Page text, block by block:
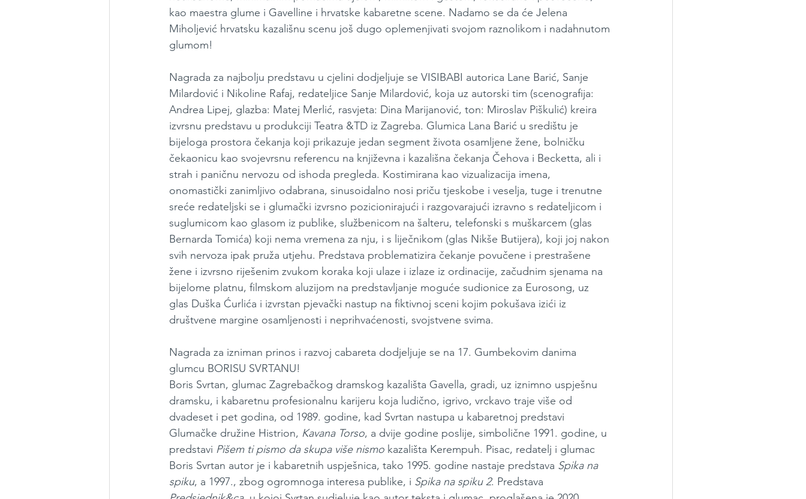
kao maestra glume i Gavelline i hrvatske kabaretne scene. Nadamo se da će Jelena
Miholjević hrvatsku kazališnu scenu još dugo oplemenjivati svojom raznolikom i nadahnutom
glumom!
Nagrada za najbolju predstavu u cjelini dodjeljuje se VISIBABI autorica Lane Barić, Sanje
Milardović i Nikoline Rafaj, redateljice Sanje Milardović, koja uz autorski tim (scenografija:
Andrea Lipej, glazba: Matej Merlić, rasvjeta: Dina Marijanović, ton: Miroslav Piškulić) kreira
izvrsnu predstavu u produkciji Teatra &TD iz Zagreba. Glumica Lana Barić u središtu je
bijeloga prostora čekanja koji prikazuje jedan segment života osamljene žene, bolničku
čekaonicu kao svojevrsnu referencu na književna i kazališna čekanja Čehova i Becketta, ali i
strah i paničnu nervozu od ishoda pregleda. Kostimirana kao vizualizacija imena,
onomastički zanimljivo odabrana, sinusoidalno nosi priču tjeskobe i veselja, tuge i trenutne
sreće redateljski se i glumački izvrsno pozicionirajući i razgovarajući izravno s redateljicom i
suglumicom kao glasom iz publike, službenicom na šalteru, telefonski s muškarcem (glas
Bernarda Tomića) koji nema vremena za nju, i s liječnikom (glas Nikše Butijera), koji joj nakon
svih nervoza ipak pruža utjehu. Predstava problematizira čekanje povučene i prestrašene
žene i izvrsno riješenim zvukom koraka koji ulaze i izlaze iz ordinacije, začudnim sjenama na
bijelome platnu, filmskom aluzijom na predstavljanje moguće sudionice za Eurosong, uz
glas Duška Ćurlića i izvrstan pjevački nastup na fiktivnoj sceni kojim pokušava izići iz
društvene margine osamljenosti i neprihvaćenosti, svojstvene svima.
Nagrada za izniman prinos i razvoj cabareta dodjeljuje se na 17. Gumbekovim danima
glumcu BORISU SVRTANU!
Boris Svrtan, glumac Zagrebačkog dramskog kazališta Gavella, gradi, uz iznimno uspješnu
dramsku, i kabaretnu profesionalnu karijeru koja ludično, igrivo, vrckavo traje više od
dvadeset i pet godina, od 1989. godine, kad Svrtan nastupa u kabaretnoj predstavi
Glumačke družine Histrion, Kavana Torso, a dvije godine poslije, simbolične 1991. godine, u
predstavi Pišem ti pismo da skupa više nismo kazališta Kerempuh. Pisac, redatelj i glumac
Boris Svrtan autor je i kabaretnih uspješnica, tako 1995. godine nastaje predstava Spika na
spiku, a 1997., zbog ogromnoga interesa publike, i Spika na spiku 2. Predstava